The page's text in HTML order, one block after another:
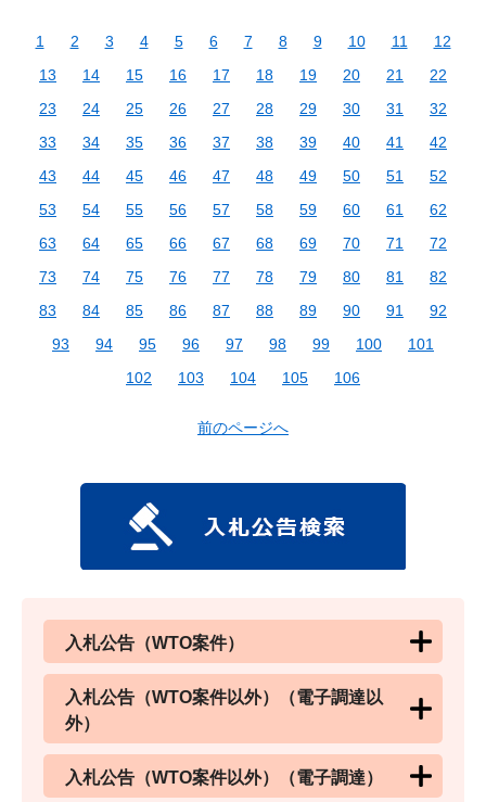
1 2 3 4 5 6 7 8 9 10 11
12
13
14 15 16 17 18 19 20 21
22
23
24 25 26 27 28 29 30 31
32
33
34 35 36 37 38 39 40 41
42
43
44 45 46 47 48 49 50 51
52
53
54 55 56 57 58 59 60 61
62
63
64 65 66 67 68 69 70 71
72
73
74 75 76 77 78 79 80 81
82
83
84 85 86 87 88 89 90 91
92
93
94 95 96 97 98 99 100
101
102
103 104 105 106
前のページへ
入札公告（WTO案件）
入札公告（WTO案件以外）（電子調達以
外）
入札公告（WTO案件以外）（電子調達）